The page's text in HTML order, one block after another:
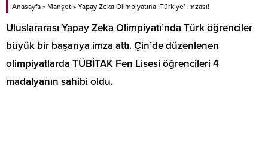
Anasayfa » Manşet » Yapay Zeka Olimpiyatına ‘Türkiye’ imzası!
Uluslararası Yapay Zeka Olimpiyatı’nda Türk öğrenciler
büyük bir başarıya imza attı. Çin’de düzenlenen
olimpiyatlarda TÜBİTAK Fen Lisesi öğrencileri 4
madalyanın sahibi oldu.